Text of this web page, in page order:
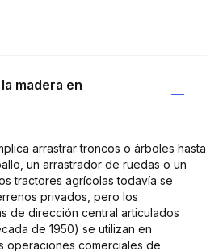
madera en
arrastrar troncos o árboles hasta
un arrastrador de ruedas o un
tractores agrícolas todavía se
privados, pero los
de dirección central articulados
de 1950) se utilizan en
operaciones comerciales de